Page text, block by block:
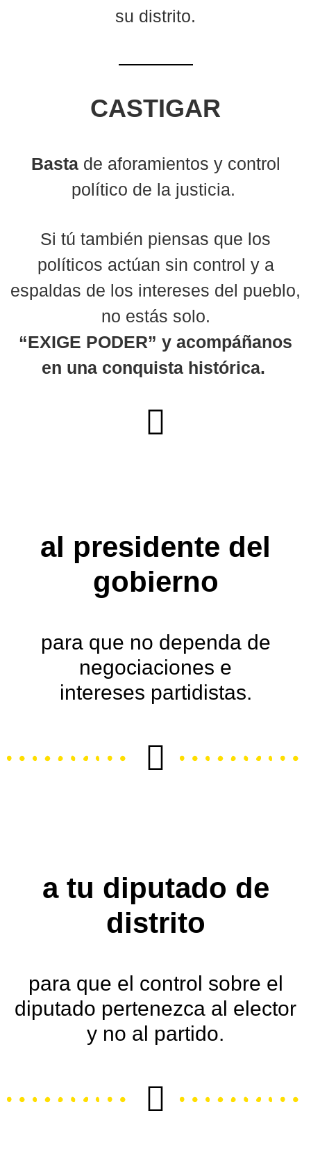
su distrito.
CASTIGAR
Bastade aforamientos y control
político de la justicia.
Si tú también piensas que los
políticos actúan sin control y a
espaldas de los intereses del pueblo,
no estás solo.
“EXIGE PODER” y acompáñanos
en una conquista histórica.
al presidente del
gobierno
para que no dependa de
negociaciones e
intereses partidistas.
a tu diputado de
distrito
para que el control sobre el
diputado pertenezca al elector
y no al partido.